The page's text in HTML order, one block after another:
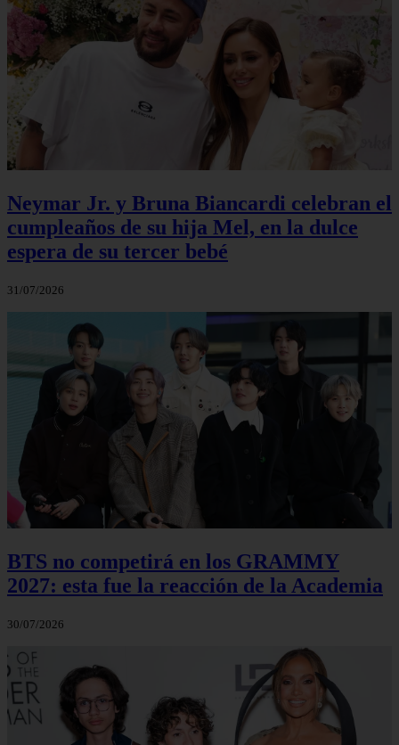
Neymar Jr. y Bruna Biancardi celebran el
cumpleaños de su hija Mel, en la dulce
espera de su tercer bebé
31/07/2026
BTS no competirá en los GRAMMY
2027: esta fue la reacción de la Academia
30/07/2026